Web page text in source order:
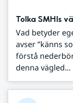
Tolka SMHIs
Vad betyder
avser ”känns
förstå
denna vägled...